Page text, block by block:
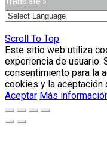
Scroll To Top
Este sitio web utiliza
experiencia de usuario.
consentimiento para la
cookies y la
Aceptar Más